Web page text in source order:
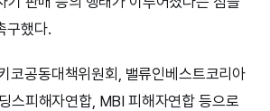
구했다.
코공동대책위원회, 밸류인베스트코리아
스피해자연합, MBI 피해자연합 등으로